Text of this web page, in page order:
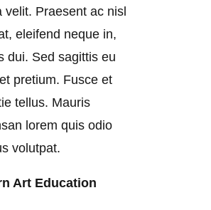
velit. Praesent ac nisl
eleifend neque in,
dui. Sed sagittis eu
pretium. Fusce et
tellus. Mauris
lorem quis odio
volutpat.
Art Education